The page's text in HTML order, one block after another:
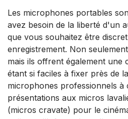
Les microphones portables
avez besoin de la liberté d'un
que vous souhaitez être
enregistrement. Non
mais ils offrent également une
étant si faciles à fixer près de
microphones professionnels à
présentations aux micros
(micros cravate) pour le